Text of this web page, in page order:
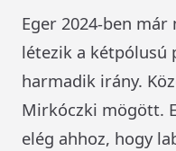
Eger 2024-ben
létezik a kétpólusú
harmadik irány.
Mirkóczki mögött.
elég ahhoz, hogy